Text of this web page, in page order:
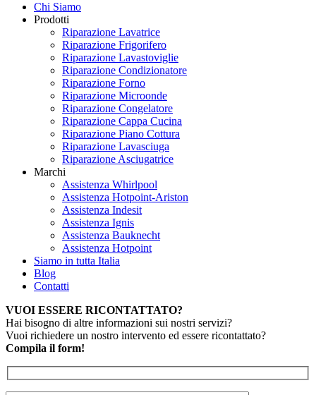
Chi Siamo
Prodotti
Riparazione Lavatrice
Riparazione Frigorifero
Riparazione Lavastoviglie
Riparazione Condizionatore
Riparazione Forno
Riparazione Microonde
Riparazione Congelatore
Riparazione Cappa Cucina
Riparazione Piano Cottura
Riparazione Lavasciuga
Riparazione Asciugatrice
Marchi
Assistenza Whirlpool
Assistenza Hotpoint-Ariston
Assistenza Indesit
Assistenza Ignis
Assistenza Bauknecht
Assistenza Hotpoint
Siamo in tutta Italia
Blog
Contatti
VUOI ESSERE RICONTATTATO?
Hai bisogno di altre informazioni sui nostri servizi?
Vuoi richiedere un nostro intervento ed essere ricontattato?
Compila il form!